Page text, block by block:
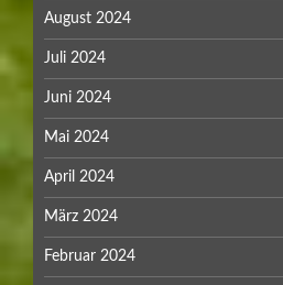
August 2024
Juli 2024
Juni 2024
Mai 2024
April 2024
März 2024
Februar 2024